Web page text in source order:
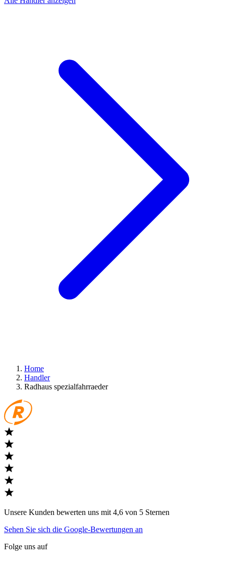
Home
Handler
Radhaus spezialfahrraeder
Unsere Kunden bewerten uns mit 4,6 von 5 Sternen
Sehen Sie sich die Google-Bewertungen an
Folge uns auf